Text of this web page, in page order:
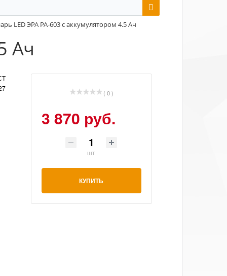
LED ЭРА PA-603 с аккумулятором 4.5 Ач
Ач
( 0 )
3 870 руб.
шт
КУПИТЬ